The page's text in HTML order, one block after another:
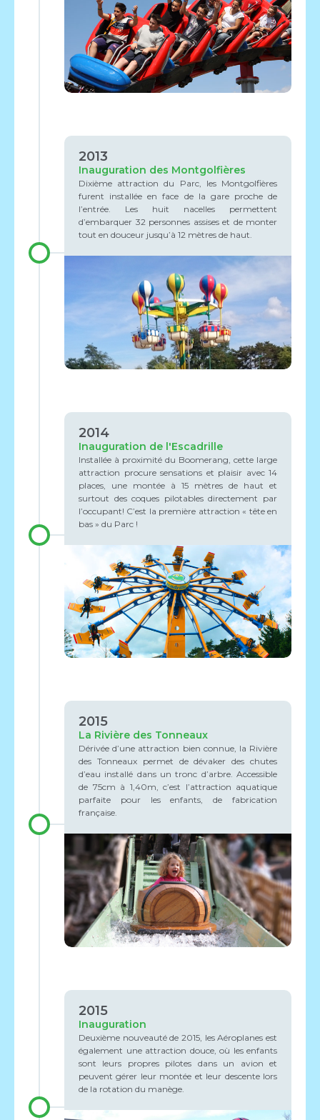
2013
Inauguration des Montgolfières
Dixième attraction du Parc, les Montgolfières
furent installée en face de la gare proche de
l’entrée. Les huit nacelles permettent
d’embarquer 32 personnes assises et de monter
tout en douceur jusqu’à 12 mètres de haut.
2014
Inauguration de l'Escadrille
Installée à proximité du Boomerang, cette large
attraction procure sensations et plaisir avec 14
places, une montée à 15 mètres de haut et
surtout des coques pilotables directement par
l’occupant! C’est la première attraction « tête en
bas » du Parc !
2015
La Rivière des Tonneaux
Dérivée d’une attraction bien connue, la Rivière
des Tonneaux permet de dévaker des chutes
d’eau installé dans un tronc d’arbre. Accessible
de 75cm à 1,40m, c’est l’attraction aquatique
parfaite pour les enfants, de fabrication
française.
2015
Inauguration
Deuxième nouveauté de 2015, les Aéroplanes est
également une attraction douce, où les enfants
sont leurs propres pilotes dans un avion et
peuvent gérer leur montée et leur descente lors
de la rotation du manège.